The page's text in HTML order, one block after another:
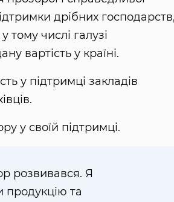
дрібних
числі галузі
вартість у країні.
у підтримці закладів
у своїй підтримці.
розвивався. Я
та